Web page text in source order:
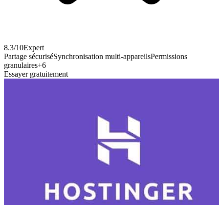
8.3/10Expert
Partage sécuriséSynchronisation multi-appareilsPermissions
granulaires+6
Essayer gratuitement